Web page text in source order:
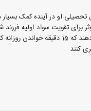
او در آینده کمک بسیار
میزان قابل توجهی به افزایش سواد
کنند.